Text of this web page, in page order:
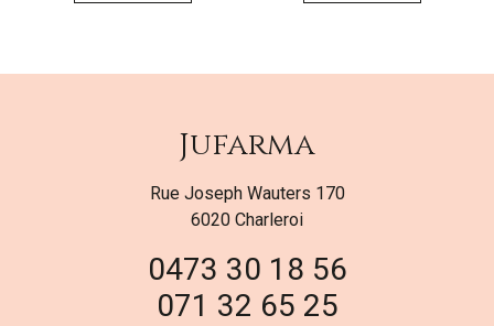
Jufarma
Rue Joseph Wauters 170
6020 Charleroi
0473 30 18 56
071 32 65 25